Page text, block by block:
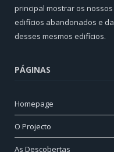
principal mostrar os
edifícios abandonados e
desses mesmos edifícios.
PÁGINAS
Homepage
O Projecto
As Descobertas